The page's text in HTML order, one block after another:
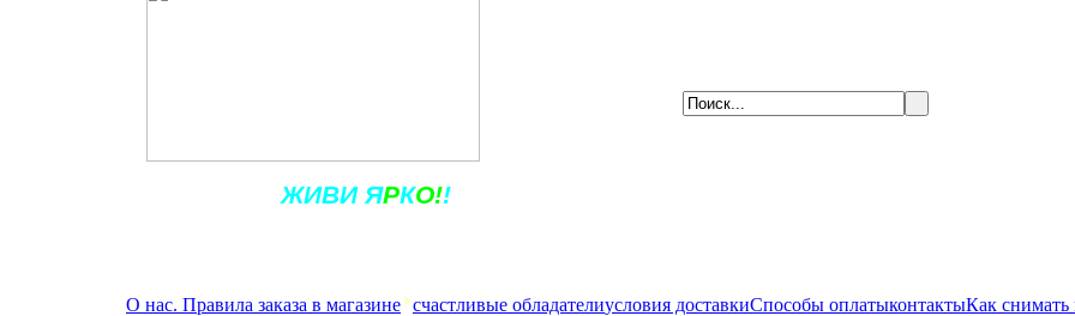
ЖИВИ ЯРКО!!
О нас. Правила заказа в магазине счастливые обладателиусловия доставкиСпособы оплатыконтактыКак снимать